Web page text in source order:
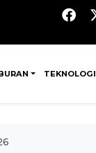
TEKNOLOGI